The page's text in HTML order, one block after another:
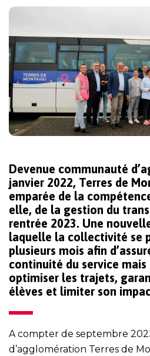
Devenue communauté
janvier 2022, Terres de
emparée de la
elle, de la gestion du
rentrée 2023. Une
laquelle la collectivité se
plusieurs mois afin
continuité du service mais
optimiser les trajets,
élèves et limiter son
A compter de septembre
d’agglomération Terres de